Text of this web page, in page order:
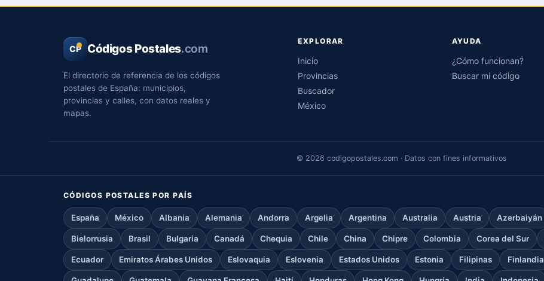
CP Códigos Postales.com
El directorio de referencia de los códigos
postales de España: municipios,
provincias y calles, con datos reales y
mapas.
EXPLORAR
Inicio
Provincias
Buscador
México
AYUDA
¿Cómo funcionan?
Buscar mi código
© 2026 codigopostales.com · Datos con fines informativos
CÓDIGOS POSTALES POR PAÍS
España México Albania Alemania Andorra Argelia Argentina Australia Austria Azerbaiyán
Bielorrusia Brasil Bulgaria Canadá Chequia Chile China Chipre Colombia Corea del Sur
Ecuador Emiratos Árabes Unidos Eslovaquia Eslovenia Estados Unidos Estonia Filipinas Finlandia